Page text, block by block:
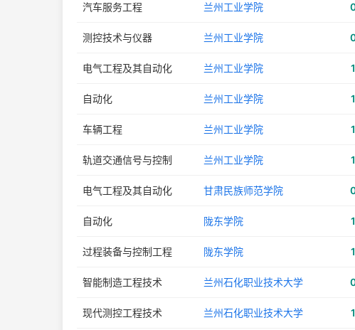
汽车服务工程 兰州工业学院
测控技术与仪器 兰州工业学院
电气工程及其自动化 兰州工业学院 1
自动化 兰州工业学院 1
车辆工程 兰州工业学院 1
轨道交通信号与控制 兰州工业学院 1
电气工程及其自动化 甘肃民族师范学院
自动化 陇东学院 1
过程装备与控制工程 陇东学院 1
智能制造工程技术 兰州石化职业技术大学
现代测控工程技术 兰州石化职业技术大学 1